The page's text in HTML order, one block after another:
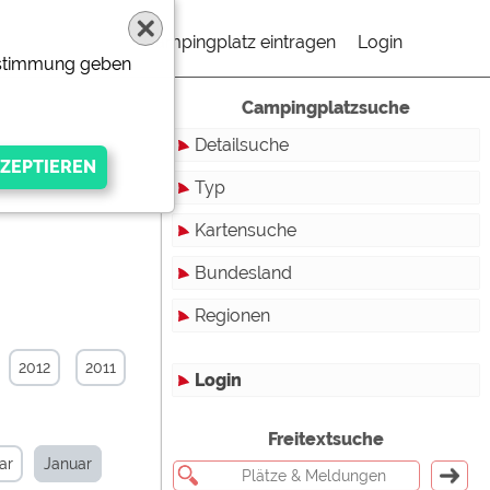
Campingplatz eintragen Login
2012 2011
Januar
Campingplatzsuche
Detailsuche
Typ
Touristikstellplätze
Dauerstellplätze
Reisemobilstellplätze
Bungalows
Kartensuche
Bundesland
Baden-Württemberg
Brandenburg
Regionen
Login
Freitextsuche
geben
Anbieters